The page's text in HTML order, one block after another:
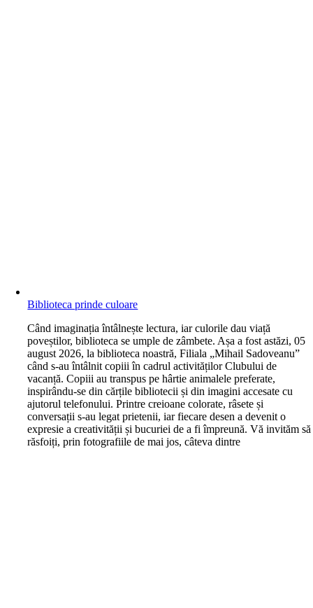
Biblioteca prinde culoare
Când imaginația întâlnește lectura, iar culorile dau viață
poveștilor, biblioteca se umple de zâmbete. Așa a fost astăzi, 05
august 2026, la biblioteca noastră, Filiala „Mihail Sadoveanu”
când s-au întâlnit copiii în cadrul activităților Clubului de
vacanță. Copiii au transpus pe hârtie animalele preferate,
inspirându-se din cărțile bibliotecii și din imagini accesate cu
ajutorul telefonului. Printre creioane colorate, râsete și
conversații s-au legat prietenii, iar fiecare desen a devenit o
expresie a creativității și bucuriei de a fi împreună. Vă invităm să
răsfoiți, prin fotografiile de mai jos, câteva dintre